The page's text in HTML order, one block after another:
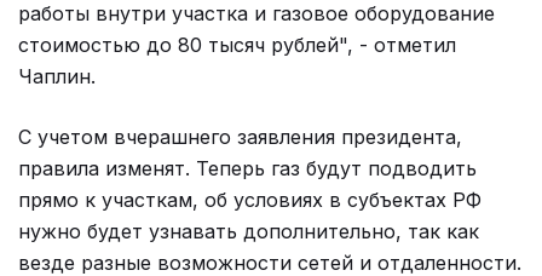
работы внутри участка и газовое оборудование
стоимостью до 80 тысяч рублей", - отметил
Чаплин.
С учетом вчерашнего заявления президента,
правила изменят. Теперь газ будут подводить
прямо к участкам, об условиях в субъектах РФ
нужно будет узнавать дополнительно, так как
везде разные возможности сетей и отдаленности.